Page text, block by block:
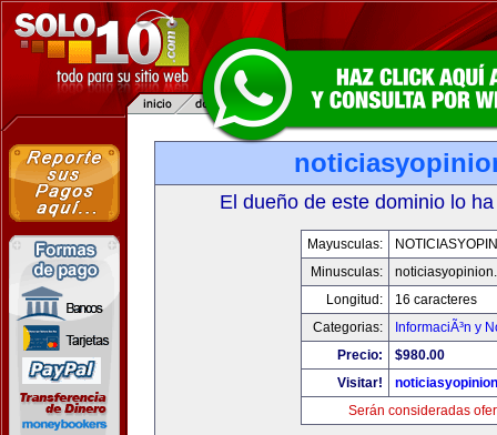
El dueño de este dominio lo
Mayusculas:
Minusculas:
Longitud:
16 caracteres
Categorias:
InformaciÃ³n y
Precio:
$980.00
Visitar!
Serán consideradas